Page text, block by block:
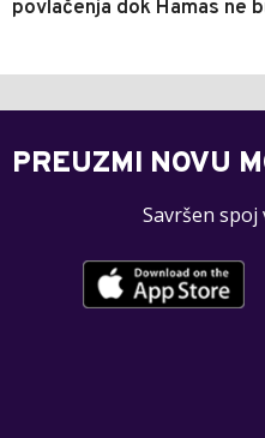
povlačenja dok Hamas ne
PREUZMI NOVU
Savršen spoj